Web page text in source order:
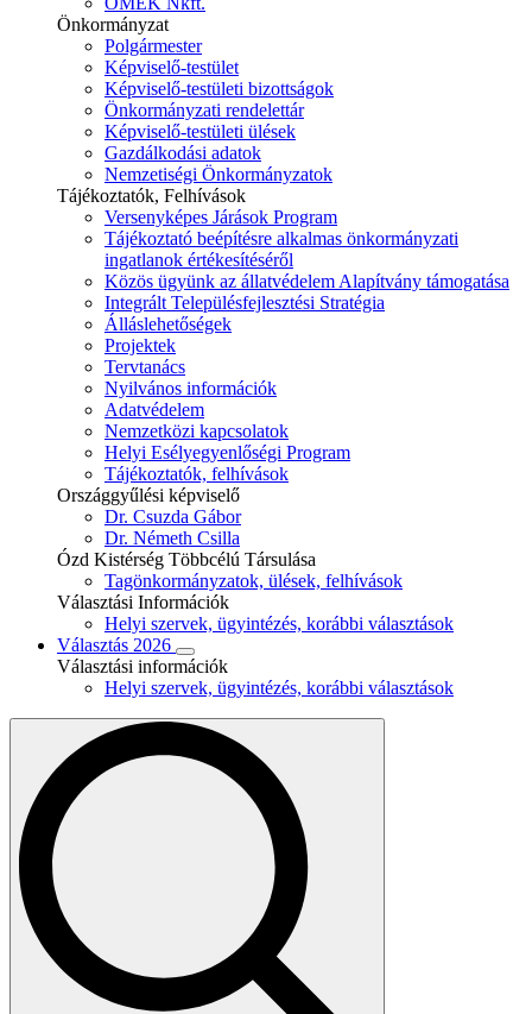
Önkormányzat
Polgármester
Képviselő-testület
Képviselő-testületi bizottságok
Önkormányzati rendelettár
Képviselő-testületi ülések
Gazdálkodási adatok
Nemzetiségi Önkormányzatok
Tájékoztatók, Felhívások
Versenyképes Járások Program
Tájékoztató beépítésre alkalmas önkormányzati
ingatlanok értékesítéséről
Közös ügyünk az állatvédelem Alapítvány támogatása
Integrált Településfejlesztési Stratégia
Álláslehetőségek
Projektek
Tervtanács
Nyilvános információk
Adatvédelem
Nemzetközi kapcsolatok
Helyi Esélyegyenlőségi Program
Tájékoztatók, felhívások
Országgyűlési képviselő
Dr. Csuzda Gábor
Dr. Németh Csilla
Ózd Kistérség Többcélú Társulása
Tagönkormányzatok, ülések, felhívások
Választási Információk
Helyi szervek, ügyintézés, korábbi választások
Választás 2026
Választási információk
Helyi szervek, ügyintézés, korábbi választások